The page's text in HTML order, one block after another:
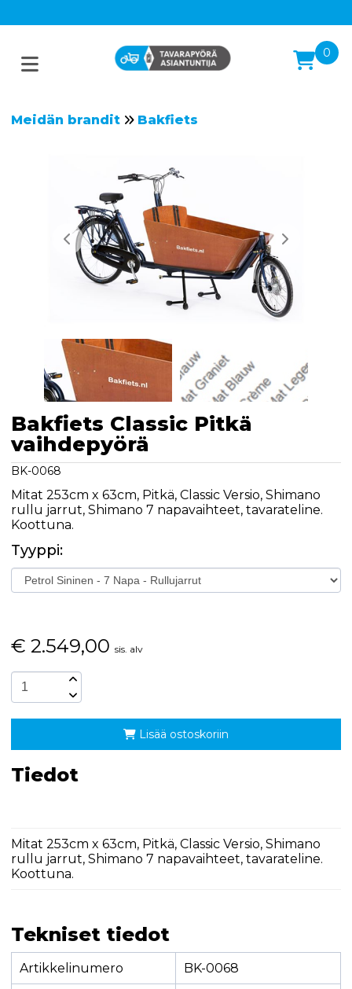
0
Meidän brandit Bakfiets
Bakfiets Classic Pitkä
vaihdepyörä
BK-0068
Mitat 253cm x 63cm, Pitkä, Classic Versio, Shimano
rullu jarrut, Shimano 7 napavaihteet, tavarateline.
Koottuna.
Tyyppi:
€ 2.549,00 sis. alv
Lisää ostoskoriin
Tiedot
Mitat 253cm x 63cm, Pitkä, Classic Versio, Shimano
rullu jarrut, Shimano 7 napavaihteet, tavarateline.
Koottuna.
Tekniset tiedot
Artikkelinumero BK-0068